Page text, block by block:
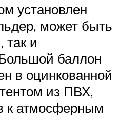
установлен
может быть
так и
баллон
в оцинкованной
из ПВХ,
к атмосферным